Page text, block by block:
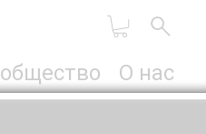
О нас